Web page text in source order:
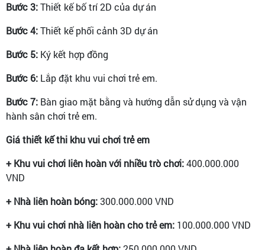
Bước 3:Thiết kế bố trí 2D của dự án
Bước 4:Thiết kế phối cảnh 3D dự án
Bước 5: Ký kết hợp đồng
Bước 6: Lắp đặt khu vui chơi trẻ em.
Bước 7: Bàn giao mặt bằng và hướng dẫn sử dụng và vận
hành sân chơi trẻ em.
Giá thiết kế thi khu vui chơi trẻ em
+ Khu vui chơi liên hoàn với nhiều trò chơi:400.000.000
VND
+ Nhà liên hoàn bóng:300.000.000 VND
+ Khu vui chơi nhà liên hoàn cho trẻ em: 100.000.000 VND